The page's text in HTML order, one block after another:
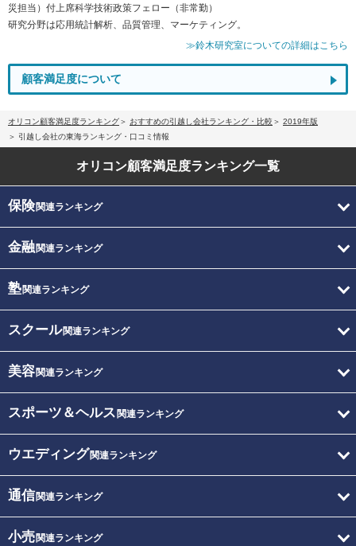
災担当）付上席科学技術政策フェロー（非常勤）
研究分野は応用統計解析、品質管理、マーケティング。
≫鈴木研究室についての詳細はこちら
顧客満足度について
オリコン顧客満足度ランキング おすすめの引越し会社ランキング・比較
2019年版
引越し会社の東海ランキング・口コミ情報
オリコン顧客満足度ランキング一覧
保険関連ランキング
金融関連ランキング
塾関連ランキング
スクール関連ランキング
美容関連ランキング
スポーツ＆ヘルス 関連ランキング
ウエディング関連ランキング
通信関連ランキング
小売関連ランキング